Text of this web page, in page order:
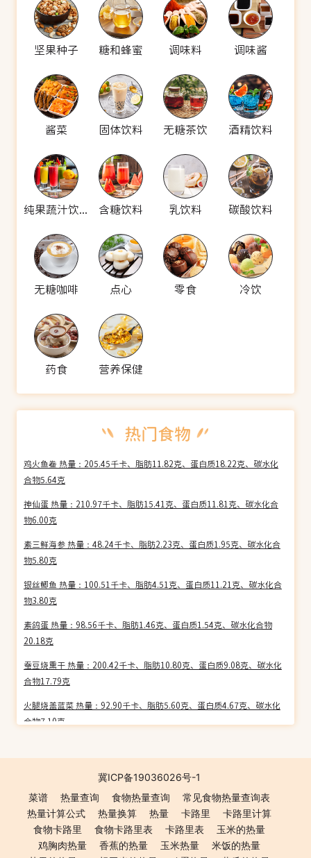
坚果种子 糖和蜂蜜 调味料 调味酱
酱菜 固体饮料 无糖茶饮 酒精饮料
纯果蔬汁饮料 含糖饮料 乳饮料 碳酸饮料
无糖咖啡 点心 零食 冷饮
药食 营养保健
鸡火鱼鲞 热量：205.45千卡、脂肪11.82克、蛋白质18.22克、碳水化
合物5.64克
神仙蛋 热量：210.97千卡、脂肪15.41克、蛋白质11.81克、碳水化合
物6.00克
素三鲜海参 热量：48.24千卡、脂肪2.23克、蛋白质1.95克、碳水化合
物5.80克
银丝鲫鱼 热量：100.51千卡、脂肪4.51克、蛋白质11.21克、碳水化合
物3.80克
素鸽蛋 热量：98.56千卡、脂肪1.46克、蛋白质1.54克、碳水化合物
20.18克
蚕豆烧熏干 热量：200.42千卡、脂肪10.80克、蛋白质9.08克、碳水化
合物17.79克
火腿烧盖蓝菜 热量：92.90千卡、脂肪5.60克、蛋白质4.67克、碳水化
合物7.10克
3.82克
三丝海参 热量：66.77千卡、脂肪4.20克、蛋白质5.74克、碳水化合物
1.56克
啤酒烧大虾 热量：75.01千卡、脂肪1.94克、蛋白质8.09克、碳水化合
物2.32克
冀ICP备19036026号-1
菜谱
热量查询 食物热量查询
常见食物热量查询表
热量计算公式
热量换算 热量 卡路里
卡路里计算
食物卡路里
食物卡路里表 卡路里表
玉米的热量
鸡胸肉热量
香蕉的热量 玉米热量
米饭的热量